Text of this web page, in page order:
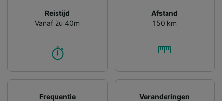
Reistijd
Vanaf 2u 40m
Afstand
150 km
Frequentie
Veranderingen